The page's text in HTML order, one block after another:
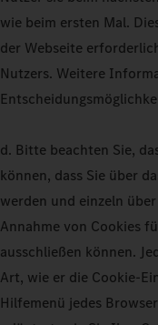
wie beim ersten Mal.
der Webseite
Nutzers. Weitere
d. Bitte beachten Sie,
können, dass Sie über
werden und einzeln
Annahme von Cookies
ausschließen können.
Art, wie er die Cookie-
Hilfemenü jedes